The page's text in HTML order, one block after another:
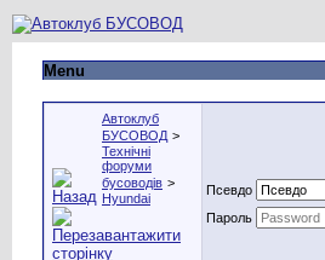
Menu
Автоклуб
БУСОВОД >
Технічні
форуми
бусоводів >
Hyundai
Псевдо
Пароль